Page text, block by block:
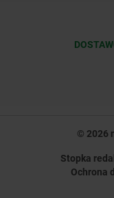
© 2026
Stopka
Ochrona